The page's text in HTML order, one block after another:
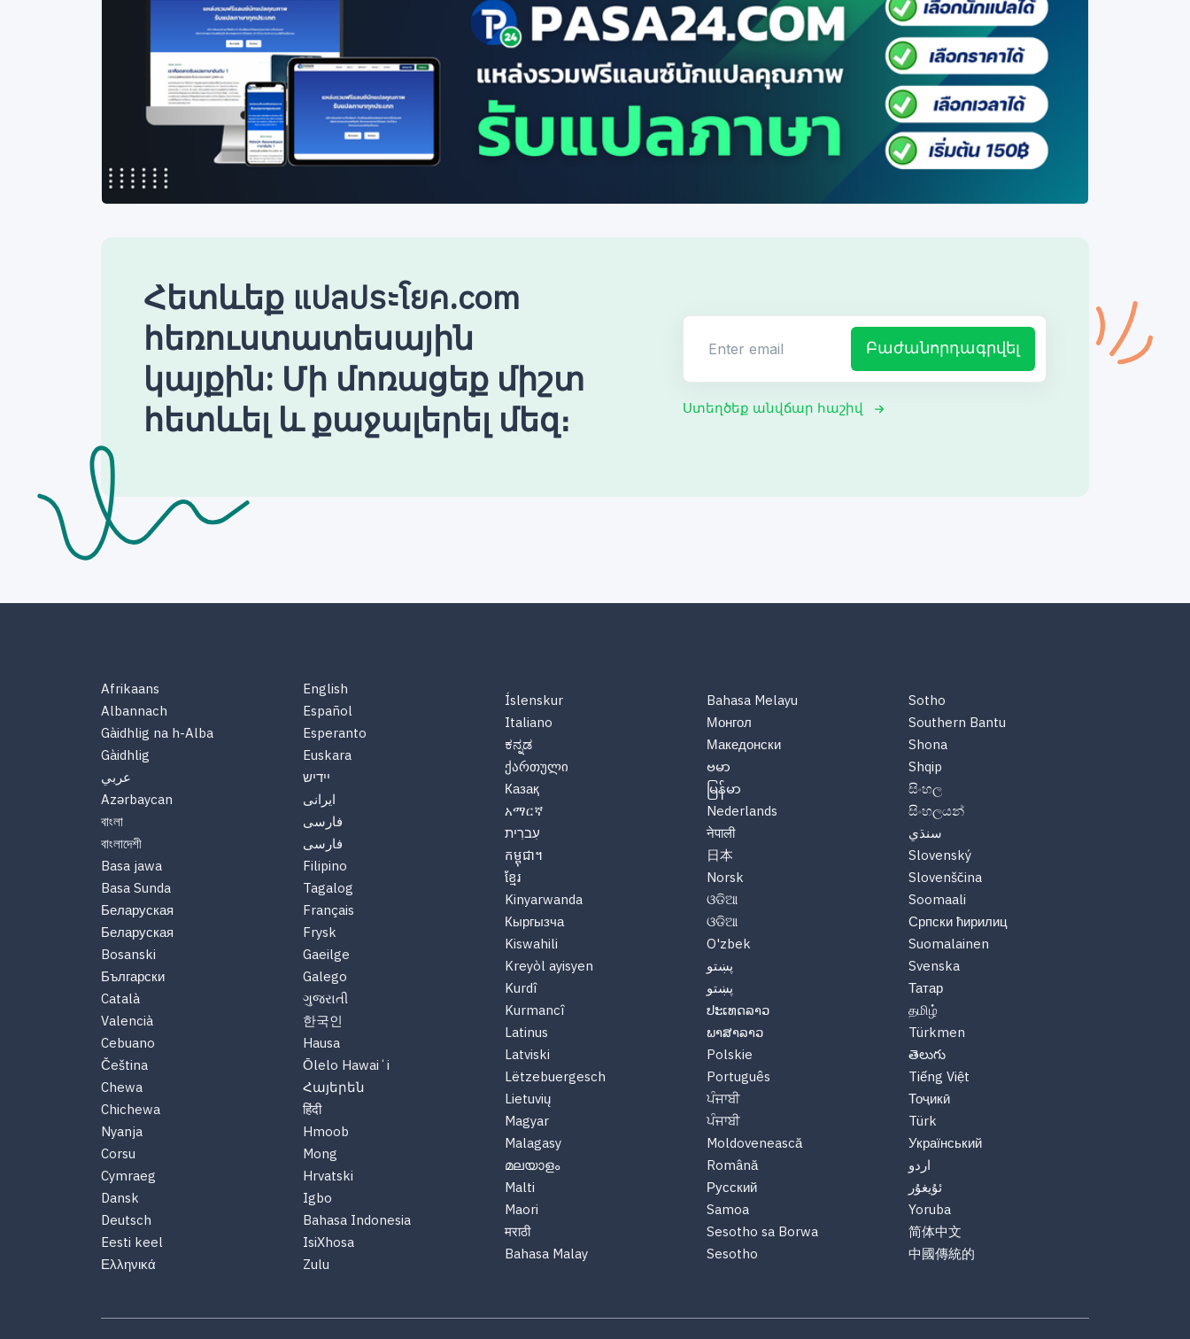
Հետևեք แปลประโยค.com
հեռուստատեսային
կայքին: Մի մոռացեք միշտ
հետևել և քաջալերել մեզ։
Բաժանորդագրվել
Ստեղծեք անվճար հաշիվ
Afrikaans
Albannach
Gàidhlig na h-Alba
Gàidhlig
عربي
Azərbaycan
বাংলা
বাংলাদেশী
Basa jawa
Basa Sunda
Беларуская
Беларуская
Bosanski
Български
Català
Valencià
Cebuano
Čeština
Chewa
Chichewa
Nyanja
Corsu
Cymraeg
Dansk
Deutsch
Eesti keel
Ελληνικά
English
Español
Esperanto
Euskara
יידיש
ایرانی
فارسی
فارسی
Filipino
Tagalog
Français
Frysk
Gaeilge
Galego
ગુજરાતી
한국인
Hausa
Ōlelo Hawaiʻi
Հայերեն
हिंदी
Hmoob
Mong
Hrvatski
Igbo
Bahasa Indonesia
IsiXhosa
Zulu
Íslenskur
Italiano
ಕನ್ನಡ
ქართული
Казақ
አማርኛ
עִברִית
កម្ពុជា។
ខ្មែរ
Kinyarwanda
Кыргызча
Kiswahili
Kreyòl ayisyen
Kurdî
Kurmancî
Latinus
Latviski
Lëtzebuergesch
Lietuvių
Magyar
Malagasy
മലയാളം
Malti
Maori
मराठी
Bahasa Malay
Bahasa Melayu
Монгол
Македонски
ဗမာ
မြန်မာ
Nederlands
नेपाली
日本
Norsk
ଓଡିଆ
ଓଡିଆ
O'zbek
پښتو
پښتو
ປະເທດລາວ
ພາສາລາວ
Polskie
Português
ਪੰਜਾਬੀ
ਪੰਜਾਬੀ
Moldovenească
Română
Русский
Samoa
Sesotho sa Borwa
Sesotho
Sotho
Southern Bantu
Shona
Shqip
සිංහල
සිංහලයන්
سنڌي
Slovenský
Slovenščina
Soomaali
Српски ћирилиц
Suomalainen
Svenska
Татар
தமிழ்
Türkmen
తెలుగు
Tiếng Việt
Тоҷикӣ
Türk
Український
اردو
ئۇيغۇر
Yoruba
简体中文
中國傳統的